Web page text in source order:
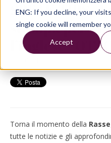
ENG: If you decline, your
single cookie will remember
Accept
SPEAK TIPS |
stampa per
l’inglese -
Torna il momento della
tutte le notizie e gli